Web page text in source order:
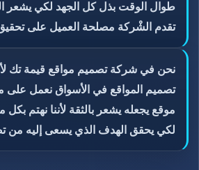
طوال الوقت بذل كل الجهد لكي يشعر
تقدم الشْركة مصلحة العميل على تحقيق
نحن في شركة تصميم مواقع قيمة تك
تصميم المواقع في الأسواق نعمل على
موقع يجعله يشعر بالثقة لأننا نهتم بكل
لكي يحقق الهدف الذي يسعى إليه من